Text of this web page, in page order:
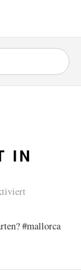
IN
#mallorca